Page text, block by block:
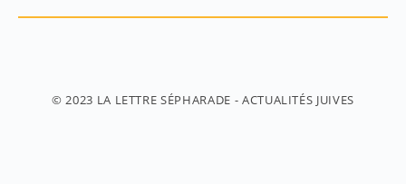
© 2023 LA LETTRE SÉPHARADE - ACTUALITÉS JUIVES